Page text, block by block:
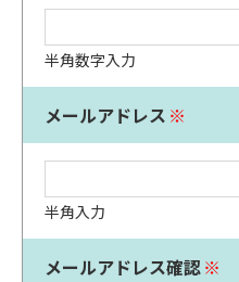
半角数字入力
メールアドレス ※
半角入力
メールアドレス確認※